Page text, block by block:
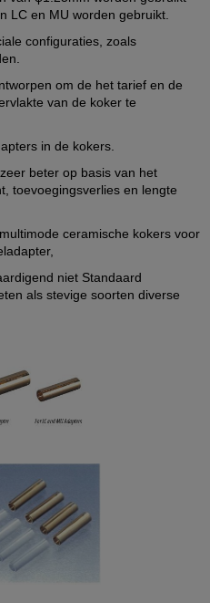
LC en MU worden gebruikt.
configuraties, zoals
om de het tarief en de
van de koker te
in de kokers.
beter op basis van het
toevoegingsverlies en lengte
ceramische kokers voor
niet Standaard
als stevige soorten diverse